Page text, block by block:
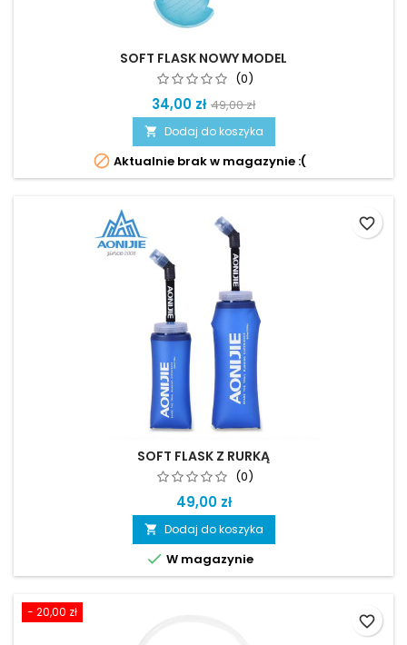
SOFT FLASK NOWY MODEL
(0)
34,00 zł 49,00 zł
 Dodaj do koszyka
 Aktualnie brak w magazynie :(
SOFT FLASK Z RURKĄ
(0)
49,00 zł
 Dodaj do koszyka
 W magazynie
favorite_border
- 20,00 zł
favorite_border